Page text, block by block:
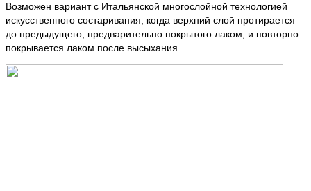
Возможен вариант с Итальянской многослойной технологией
искусственного состаривания, когда верхний слой протирается
до предыдущего, предварительно покрытого лаком, и повторно
покрывается лаком после высыхания.